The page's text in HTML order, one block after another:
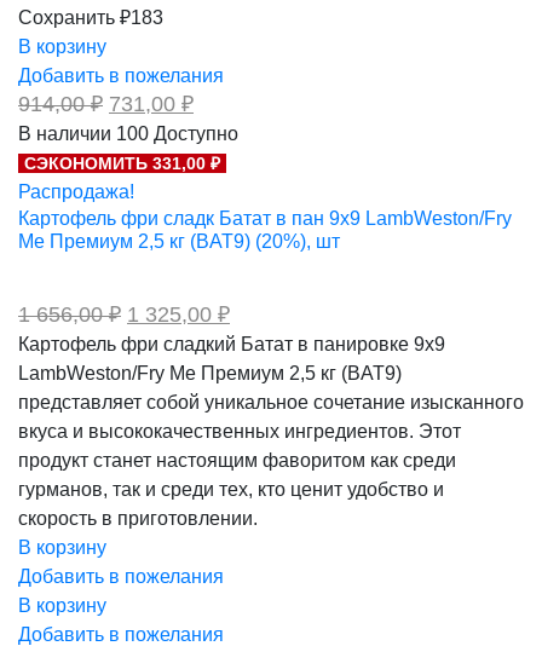
Сохранить ₽183
В корзину
Добавить в пожелания
914,00₽ Первоначальная
цена
составляла
914,00 ₽.
731,00 ₽Текущая
731,00 ₽.
В наличии 100 Доступно
СЭКОНОМИТЬ 331,00 ₽
Распродажа!
Картофель фри сладк Батат в пан 9х9 LambWeston/Fry
Me Премиум 2,5 кг (BAT9) (20%), шт
1 656,00₽ Первоначальная
цена
составляла
1
656,00 ₽.
1 325,00 ₽Текущая
цена:
1
325,00 ₽.
Картофель фри сладкий Батат в панировке 9х9
LambWeston/Fry Me Премиум 2,5 кг (BAT9)
представляет собой уникальное сочетание изысканного
вкуса и высококачественных ингредиентов. Этот
продукт станет настоящим фаворитом как среди
гурманов, так и среди тех, кто ценит удобство и
скорость в приготовлении.
В корзину
Добавить в пожелания
В корзину
Добавить в пожелания